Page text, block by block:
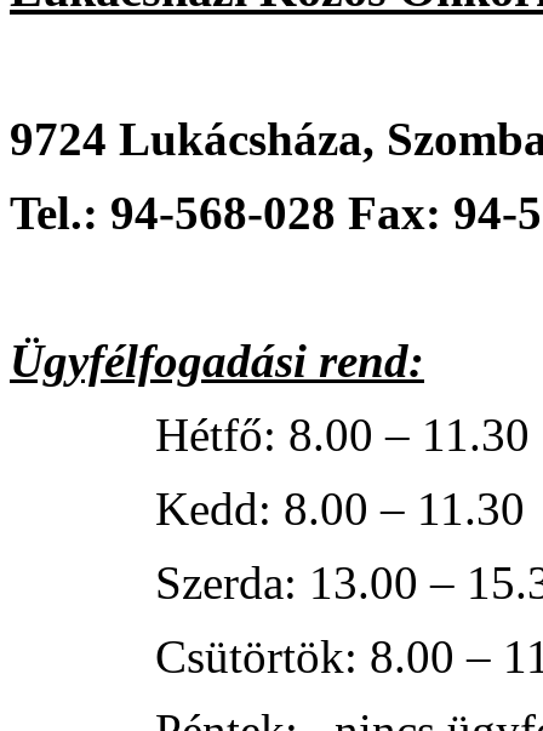
9724 Lukácsháza,
Tel.: 94-568-028 Fax: 94-
Ügyfélfogadási rend:
Hétfő: 8.00 – 11.30
Kedd: 8.00 – 11.30
Szerda: 13.00 –
Csütörtök: 8.00 –